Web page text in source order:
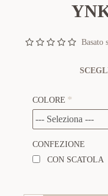
Basato
COLORE
CONFEZIONE
CON SCATOLA